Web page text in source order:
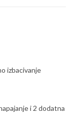
izbacivanje
i 2 dodatna